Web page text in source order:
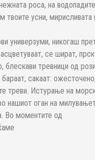
роса, на
твоите усни,
универзуми, никогаш
се шират,
тревници од
бараат, сакаат:
треви. Истурање на
нашиот оган на
Во моментите од